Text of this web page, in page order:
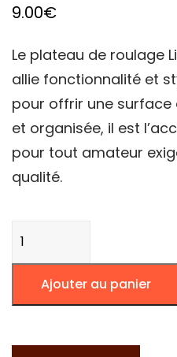
9.00€
Le plateau de roulage
allie fonctionnalité et
pour offrir une
et organisée, il est
pour tout amateur
qualité.
PLATEAU
CIRCUS
Ajouter au panier